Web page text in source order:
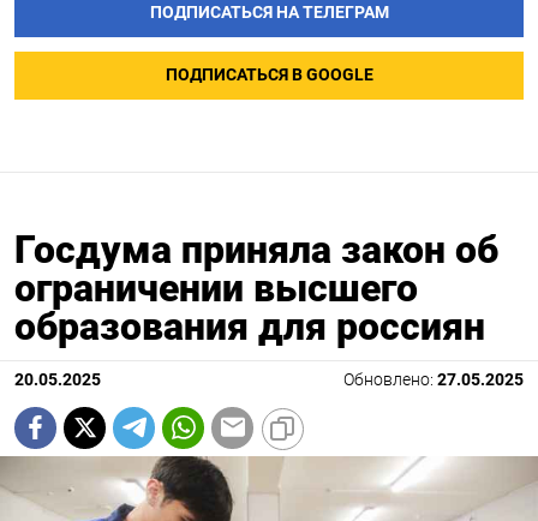
ПОДПИСАТЬСЯ НА ТЕЛЕГРАМ
ПОДПИСАТЬСЯ В GOOGLE
Госдума приняла закон об
ограничении высшего
образования для россиян
20.05.2025 Обновлено: 27.05.2025